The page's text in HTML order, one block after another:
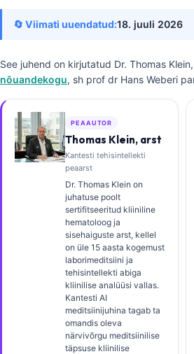
🔄 Viimati uuendatud:18. juuli 2026
See juhend on kirjutatud Dr. Thomas
nõuandekogu, sh prof dr Hans Weberi
PEAAUTOR
Thomas Klein, arst
Kantesti tehisintellekti
peaarst
Dr. Thomas Klein on
juhatuse poolt
sertifitseeritud kliiniline
hematoloog ja
sisehaiguste arst, kellel
on üle 15 aasta kogemust
laborimeditsiini ja
tehisintellekti abiga
kliinilise analüüsi vallas.
Kantesti AI
meditsiinijuhina tagab ta
omandis oleva
närvivõrgu meditsiinilise
täpsuse kliinilise